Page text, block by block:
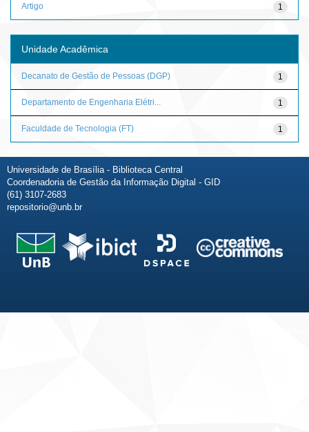
1
Artigo
Unidade Acadêmica
1
Decanato de Gestão de Pessoas (DGP)
1
Departamento de Engenharia Elétri...
1
Faculdade de Tecnologia (FT)
Universidade de Brasília - Biblioteca Central
Coordenadoria de Gestão da Informação Digital - GID
(61) 3107-2683
repositorio@unb.br